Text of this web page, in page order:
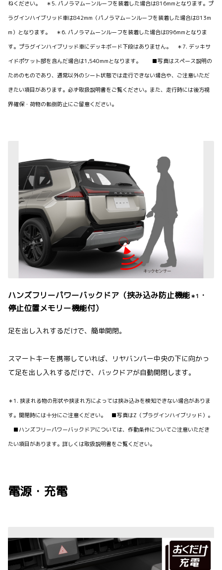
ねください。 ＊5. パノラマムーンルーフを装着した場合は816mmとなります。プ
ラグインハイブリッド車は842mm（パノラマムーンルーフを装着した場合は813m
m）となります。 ＊6. パノラマムーンルーフを装着した場合は896mmとなりま
す。プラグインハイブリッド車にデッキボード下段はありません。 ＊7. デッキサ
イドポケット部を含んだ場合は1,540mmとなります。 ■写真はスペース説明の
ためのものであり、通常以外のシート状態では走行できない場合や、ご注意いただ
きたい項目があります。必ず取扱説明書をご覧ください。また、走行時には後方視
界確保・荷物の転倒防止にご留意ください。
ハンズフリーパワーバックドア（挟み込み防止機能＊1 ・
停止位置メモリー機能付）
足を出し入れするだけで、簡単開閉。
スマートキーを携帯していれば、リヤバンパー中央の下に向かっ
て足を出し入れするだけで、バックドアが自動開閉します。
＊1. 挟まれる物の形状や挟まれ方によっては挟み込みを検知できない場合がありま
す。開閉時には十分にご注意ください。 ■写真はZ（プラグインハイブリッド）。
■ハンズフリーパワーバックドアについては、作動条件についてご注意いただき
たい項目があります。詳しくは取扱説明書をご覧ください。
電源・充電